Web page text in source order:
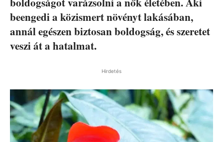
beengedi a közismert növényt lakásában,
annál egészen biztosan boldogság, és szeretet
veszi át a hatalmat.
Hirdetés